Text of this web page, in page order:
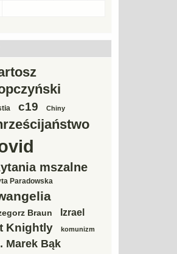
c19 Chiny
mszalne
Paradowska
Braun Izrael
Knightly komunizm
Marek Bąk